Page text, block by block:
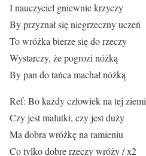
I nauczyciel gniewnie krzyczy
By przyznał się niegrzeczny uczeń
To wróżka bierze się do rzeczy
Wystarczy, że pogrozi nóżką
By pan do tańca machał nóżką
Ref: Bo każdy człowiek na tej ziemi
Czy jest malutki, czy jest duży
Ma dobra wróżkę na ramieniu
Co tylko dobre rzeczy wróży / x2